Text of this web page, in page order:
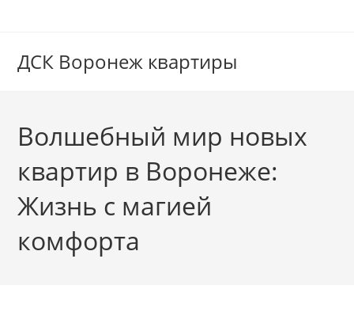
ДСК Воронеж квартиры
Волшебный мир новых
квартир в Воронеже:
Жизнь с магией
комфорта